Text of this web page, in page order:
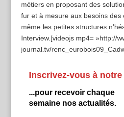
métiers en proposant des
fur et à mesure aux besoins des
même les petites structures
Interview. [videojs mp4= »http://
journal.tv/
Inscrivez-vous à
...pour recevoir chaque
semaine nos actualités.